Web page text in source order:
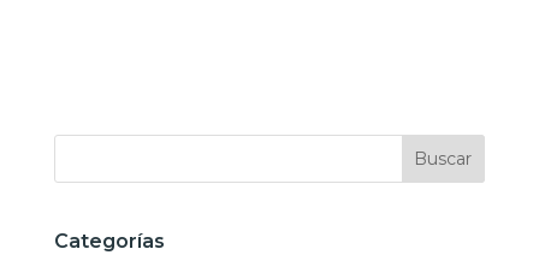
Buscar
Categorías